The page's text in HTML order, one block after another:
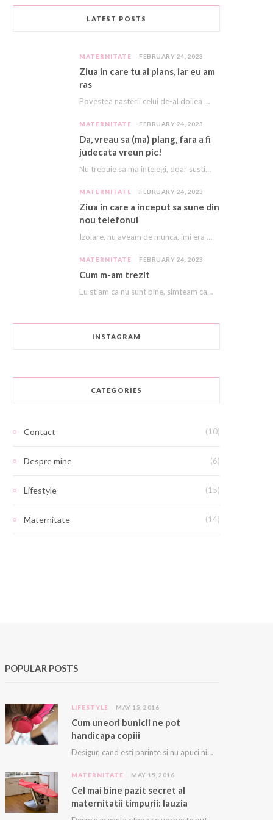
LATEST POSTS
MATERNITATE FEBRUARY 24, 2023
Ziua in care tu ai plans, iar eu am
ras
Povestea nasterii celui de-al doilea meu copil e descrisă cu amanunte AICI. Acest copil, acest…
MATERNITATE FEBRUARY 24, 2023
Da, vreau sa (ma) plang, fara a fi
judecata vreun pic!
Nu trebuie sa ma intelegi, doar sustine-ma! E asa greu, ca imi vine sa plang…
MATERNITATE FEBRUARY 24, 2023
Ziua in care a inceput sa sune din
nou telefonul
Izolare, nu aveam de munca, imi era dor de cariera, dor sa ma mai sune…
MATERNITATE FEBRUARY 24, 2023
Cum m-am trezit
Eu stiam ca nu sunt bine, simteam ca ma afund ca in nisipuri miscatoare. Stiam…
INSTAGRAM
CATEGORIES
Contact (10)
Despre mine (6)
Lifestyle (15)
Maternitate (14)
POPULAR POSTS
LIFESTYLE MAY 15, 2016
Cum uneori bunicii ne pot
handicapa copiii
Desigur, cand esti parinte si nu apuci nici sa te duci la baie sau sa…
MATERNITATE MAY 15, 2016
Cel mai bine pazit secret al
maternitatii timpurii: lauzia